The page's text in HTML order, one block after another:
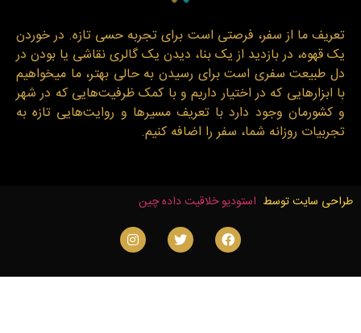
تعریف ما از سفر، فرصتی است برای تجربه حسی تازه. در خوردن
یک قهوه، در بازدید از یک بنا، دیدن یک گالری نقاشی یا بودن در
دل طبیعت سفری است برای رسیدن به حالی بهتر، ما میخواهیم
با ابزارهایی که در اختیار داریم و با کمک ظرفیت‌هایی که در شهر
و کشورمان وجود دارد با تعریف مسیرها و روایت‌هایی تازه به
تجربیات روزانه شما، سفر را اضافه کنیم.
طراحی سایت توسط استودیو خلاقیت داده چین